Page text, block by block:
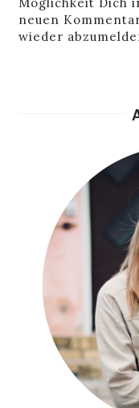
Möglichkeit Dich
neuen
wieder